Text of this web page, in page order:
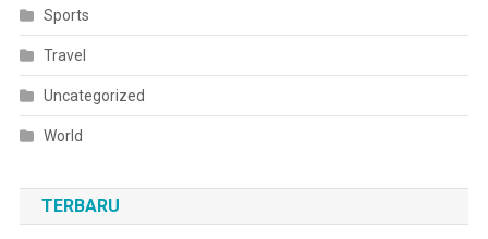
Sports
Travel
Uncategorized
World
TERBARU